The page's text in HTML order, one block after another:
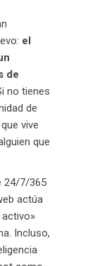
el
de
no tienes
de
vive
que
24/7/365
actúa
Incluso,